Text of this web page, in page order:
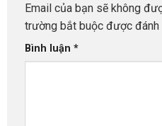
Email của bạn sẽ không
trường bắt buộc được đánh
Bình luận *